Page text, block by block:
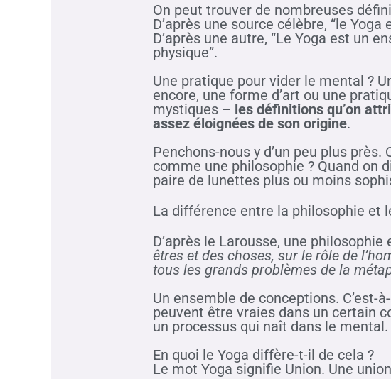
On peut trouver de nombreuses
D’après une source célèbre, “le
D’après une autre, “Le Yoga est un
physique”.
Une pratique pour vider le mental ?
encore, une forme d’art ou une
mystiques – les définitions qu’on
assez éloignées de son origine.
Penchons-nous y d’un peu plus
comme une philosophie ? Quand on
paire de lunettes plus ou moins
La différence entre la philosophie et
D’après le Larousse, une philosophie
êtres et des choses, sur le rôle de
tous les grands problèmes de la
Un ensemble de conceptions. C’est-
peuvent être vraies dans un certain
un processus qui naît dans le mental.
En quoi le Yoga diffère-t-il de cela ?
Le mot Yoga signifie Union. Une